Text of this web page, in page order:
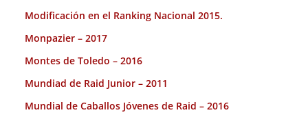
Modificación en el Ranking Nacional 2015.
Monpazier – 2017
Montes de Toledo – 2016
Mundiad de Raid Junior – 2011
Mundial de Caballos Jóvenes de Raid – 2016